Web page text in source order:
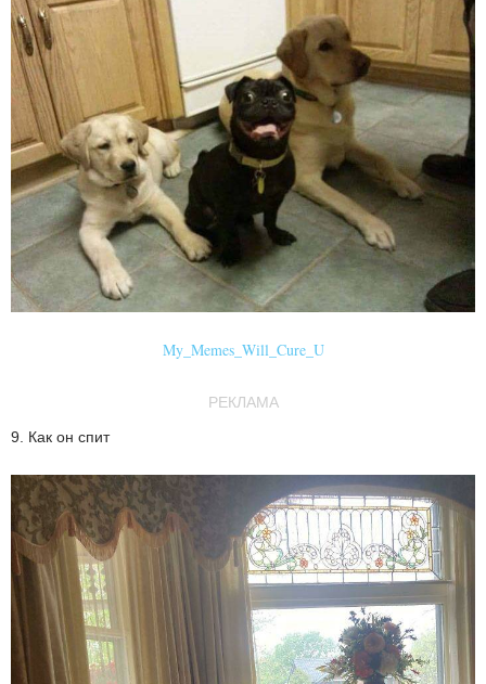
My_Memes_Will_Cure_U
РЕКЛАМА
9. Как он спит